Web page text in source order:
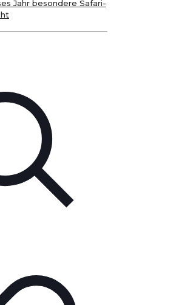
Jahr besondere Safari-